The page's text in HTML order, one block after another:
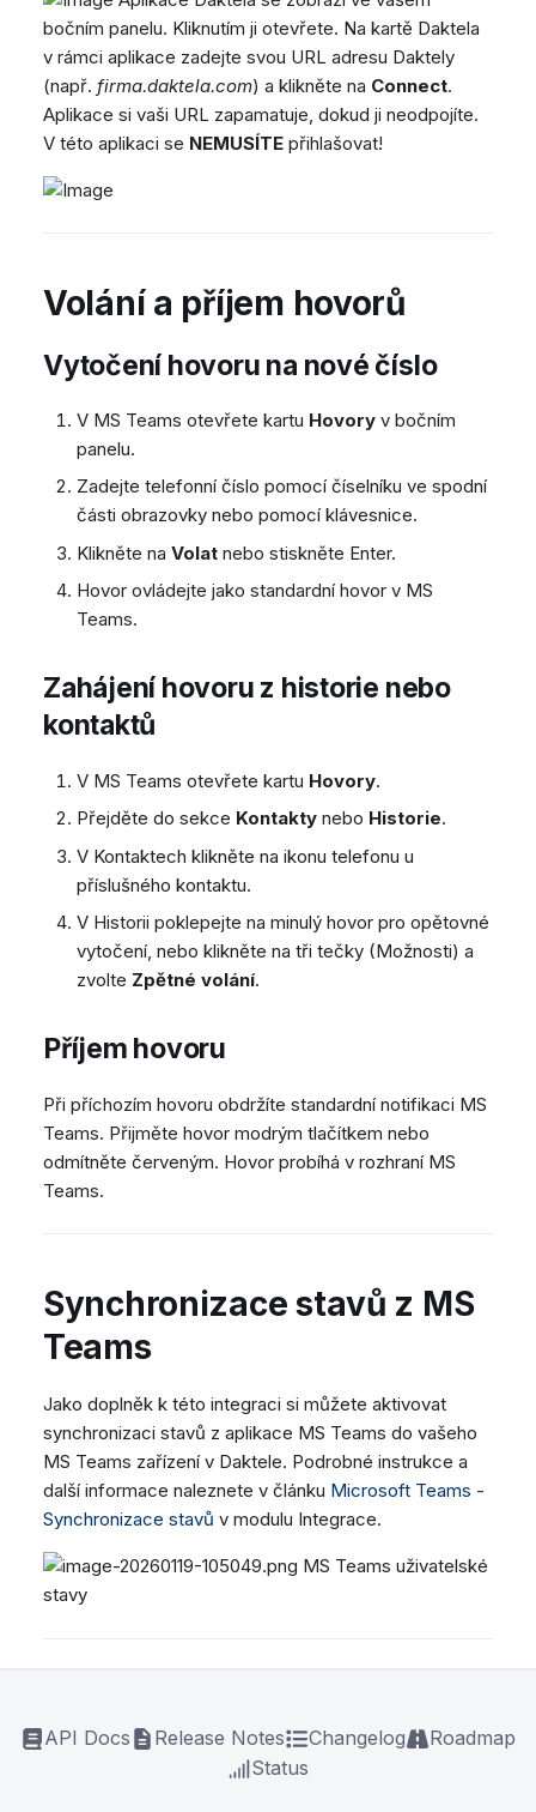
bočním panelu. Kliknutím ji otevřete. Na kartě Daktela
v rámci aplikace zadejte svou URL adresu Daktely
(např. firma.daktela.com) a klikněte na Connect.
Aplikace si vaši URL zapamatuje, dokud ji neodpojíte.
V této aplikaci se NEMUSÍTE přihlašovat!
Volání a příjem hovorů
Vytočení hovoru na nové číslo
V MS Teams otevřete kartu Hovory v bočním
panelu.
Zadejte telefonní číslo pomocí číselníku ve spodní
části obrazovky nebo pomocí klávesnice.
Klikněte naVolat nebo stiskněte Enter.
Hovor ovládejte jako standardní hovor v MS
Teams.
Zahájení hovoru z historie nebo
kontaktů
V MS Teams otevřete kartu Hovory.
Přejděte do sekce Kontakty nebo Historie.
V Kontaktech klikněte na ikonu telefonu u
příslušného kontaktu.
V Historii poklepejte na minulý hovor pro opětovné
vytočení, nebo klikněte na tři tečky (Možnosti) a
zvolte Zpětné volání.
Příjem hovoru
Při příchozím hovoru obdržíte standardní notifikaci MS
Teams. Přijměte hovor modrým tlačítkem nebo
odmítněte červeným. Hovor probíhá v rozhraní MS
Teams.
Synchronizace stavů z MS
Teams
Jako doplněk k této integraci si můžete aktivovat
synchronizaci stavů z aplikace MS Teams do vašeho
MS Teams zařízení v Daktele. Podrobné instrukce a
další informace naleznete v článku Microsoft Teams -
Synchronizace stavů v modulu Integrace.
MS Teams uživatelské
stavy
API Docs Release Notes Changelog
Roadmap
Status